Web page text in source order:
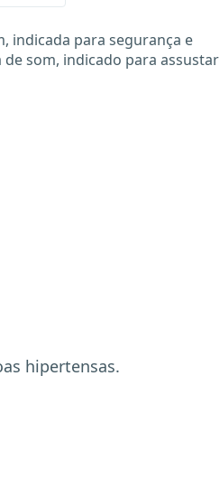
indicada para segurança e
som, indicado para assustar
hipertensas.